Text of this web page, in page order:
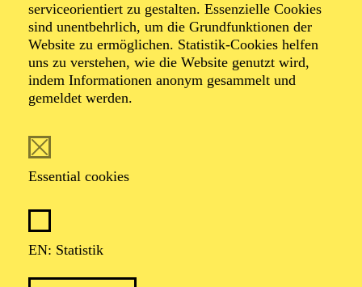
serviceorientiert zu gestalten. Essenzielle Cookies
sind unentbehrlich, um die Grundfunktionen der
Website zu ermöglichen. Statistik-Cookies helfen
uns zu verstehen, wie die Website genutzt wird,
indem Informationen anonym gesammelt und
gemeldet werden.
Essential cookies
EN: Statistik
TICKETS
55,20 52,70€
EN: SCHAUSPIEL ESSEN
05.09.2026
19:30 - 21:30
BLICK AUF DEN IRAN –
STIMMEN ZUR AKTUELLEN
LAGE